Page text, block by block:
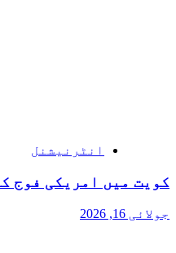
انٹرنیشنل
کویت میں امریکی فوج
جولائی 16, 2026